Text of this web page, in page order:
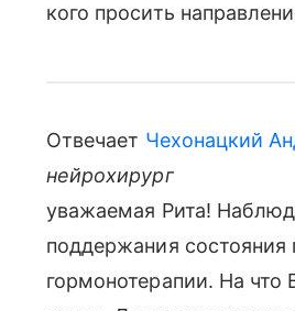
кого просить
Отвечает Чехонацкий
нейрохирург
уважаемая Рита!
поддержания
гормонотерапии. На что